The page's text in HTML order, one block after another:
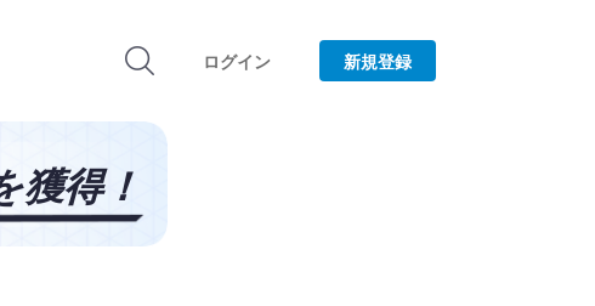
ログイン 新規登録